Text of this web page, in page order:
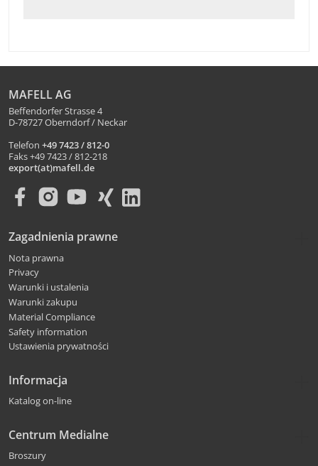
MAFELL AG
Beffendorfer Strasse 4
D-78727 Oberndorf / Neckar
Telefon +49 7423 / 812-0
Faks +49 7423 / 812-218
export(at)mafell.de
Zagadnienia prawne
Nota prawna
Privacy
Warunki i ustalenia
Warunki zakupu
Material Compliance
Safety information
Ustawienia prywatności
Informacja
Katalog on-line
Centrum Medialne
Broszury